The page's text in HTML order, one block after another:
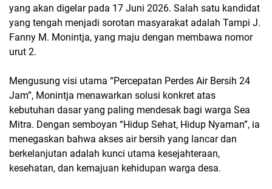
yang akan digelar pada 17 Juni 2026. Salah satu kandidat
yang tengah menjadi sorotan masyarakat adalah Tampi J.
Fanny M. Monintja, yang maju dengan membawa nomor
urut 2.
Mengusung visi utama “Percepatan Perdes Air Bersih 24
Jam”, Monintja menawarkan solusi konkret atas
kebutuhan dasar yang paling mendesak bagi warga Sea
Mitra. Dengan semboyan “Hidup Sehat, Hidup Nyaman”, ia
menegaskan bahwa akses air bersih yang lancar dan
berkelanjutan adalah kunci utama kesejahteraan,
kesehatan, dan kemajuan kehidupan warga desa.